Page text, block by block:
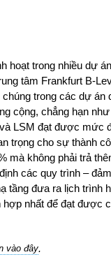
hoạt trong nhiều dự
tâm Frankfurt B-
trong các dự án
cộng, chẳng hạn như
LSM đạt được mức
trọng cho sự thành
mà không phải trả
các quy trình –
đưa ra lịch trình
nhất để đạt được
vào đây.